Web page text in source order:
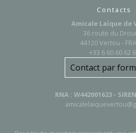
Contacts
Amicale Laïque de
36 route du
44120 Vertou -
+33 6 60 60 62
Contact par
RNA : W442001623 -